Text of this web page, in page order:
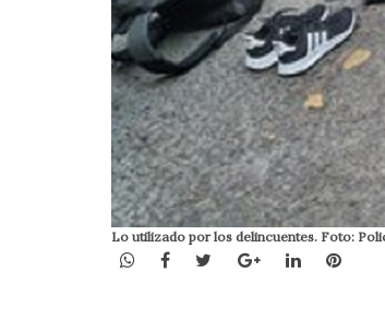
Lo utilizado por los delincuentes. Foto:
WhatsApp
Facebook
TwitterGoogle+LinkedIn